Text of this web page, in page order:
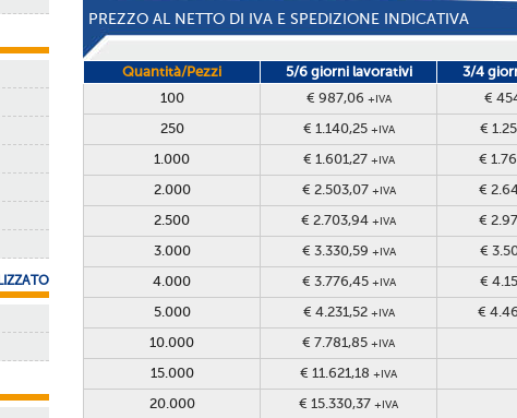
PREZZO AL NETTO DI IVA E SPEDIZIONE INDICATIVA
Quantità/Pezzi 5/6 giorni lavorativi
3/4
100
€ 987,06 +IVA €
250 € 1.140,25 +IVA €
1.000 € 1.601,27 +IVA €
2.000 € 2.503,07 +IVA €
2.500 € 2.703,94 +IVA €
3.000 € 3.330,59 +IVA €
4.000 € 3.776,45 +IVA €
5.000 € 4.231,52 +IVA €
10.000 € 7.781,85 +IVA
15.000 € 11.621,18 +IVA
20.000 € 15.330,37 +IVA